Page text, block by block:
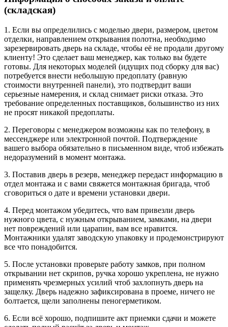
(складская)
1. Если вы определились с моделью двери, размером, цветом
отделки, направлением открывания полотна, необходимо
зарезервировать дверь на складе, чтобы её не продали другому
клиенту! Это сделает ваш менеджер, как только вы будете
готовы. Для некоторых моделей (идущих под сборку для вас)
потребуется внести небольшую предоплату (равную
стоимости внутренней панели), это подтвердит ваши
серьезные намерения, и склад снимает риски отказа. Это
требование определенных поставщиков, большинство из них
не просят никакой предоплаты.
2. Переговоры с менеджером возможны как по телефону, в
мессенджере или электронной почтой. Подтверждение
вашего выбора обязательно в письменном виде, чтоб избежать
недоразумений в момент монтажа.
3. Поставив дверь в резерв, менеджер передаст информацию в
отдел монтажа и с вами свяжется монтажная бригада, чтоб
сговориться о дате и времени установки двери.
4. Перед монтажом убедитесь, что вам привезли дверь
нужного цвета, с нужным открыванием, замками, на двери
нет повреждений или царапин, вам все нравится.
Монтажники удалят заводскую упаковку и продемонстрируют
все что понадобится.
5. После установки проверьте работу замков, при полном
открывании нет скрипов, ручка хорошо укреплена, не нужно
применять чрезмерных усилий чтоб захлопнуть дверь на
защелку. Дверь надежно зафиксирована в проеме, ничего не
болтается, щели заполнены пеногерметиком.
6. Если всё хорошо, подпишите акт приемки сдачи и можете